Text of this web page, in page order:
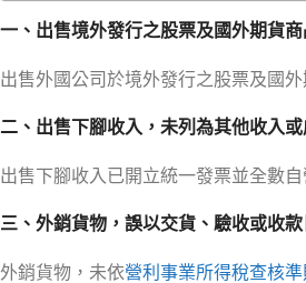
一、出售境外發行之股票及國外期貨
出售外國公司於境外發行之股票及國
二、出售下腳收入，未列為其他收入
出售下腳收入已開立統一發票並全數
三、外銷貨物，誤以交貨、驗收或收
外銷貨物，未依營利事業所得稅查核